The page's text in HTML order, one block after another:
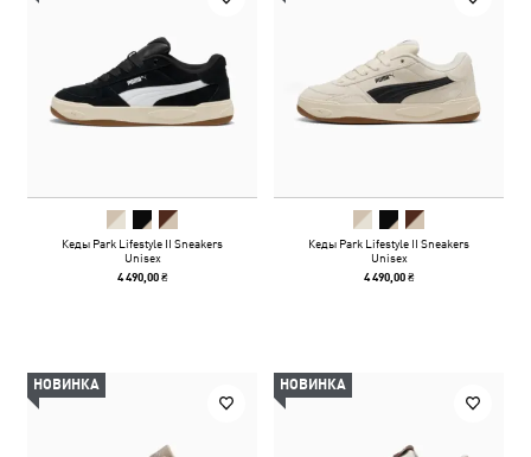
Кеды Park Lifestyle II Sneakers
Unisex
4 490,00 ₴
Кеды Park Lifestyle II Sneakers
Unisex
4 490,00 ₴
НОВИНКА НОВИНКА